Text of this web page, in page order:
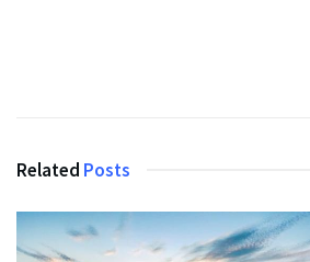
Related Posts